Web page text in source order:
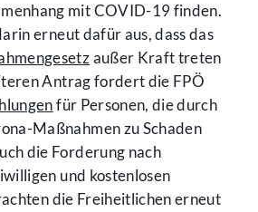
mit COVID-19 finden.
erneut dafür aus, dass das
außer Kraft treten
Antrag fordert die FPÖ
für Personen, die durch
Maßnahmen zu Schaden
die Forderung nach
und kostenlosen
die Freiheitlichen erneut